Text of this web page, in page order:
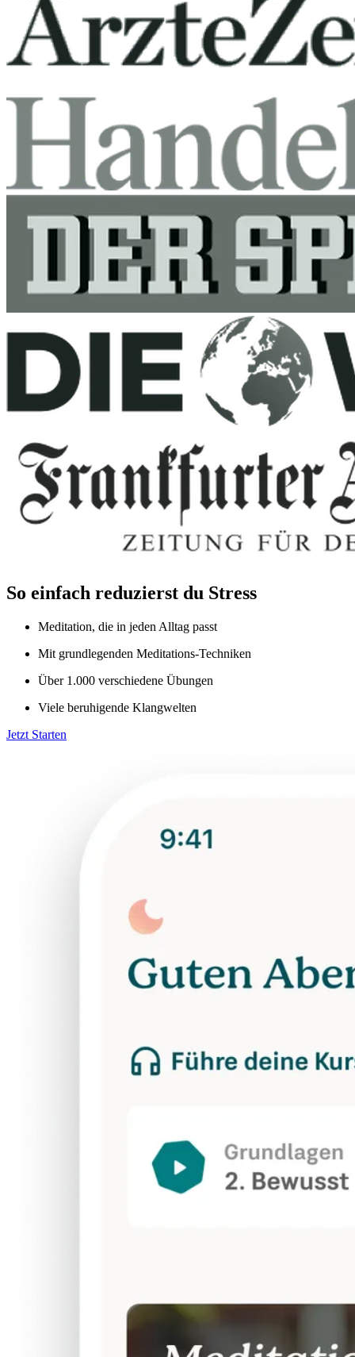
So einfach reduzierst du Stress
Meditation, die in jeden Alltag passt
Mit grundlegenden Meditations-Techniken
Über 1.000 verschiedene Übungen
Viele beruhigende Klangwelten
Jetzt Starten